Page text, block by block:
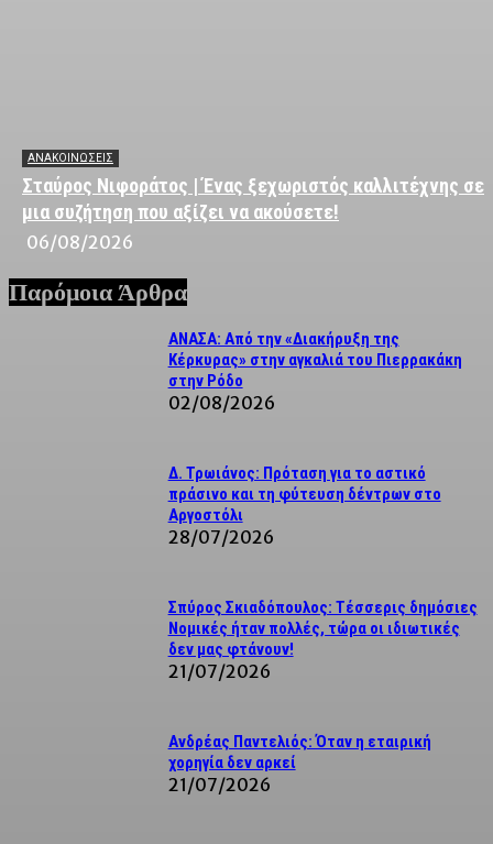
ΑΝΑΚΟΙΝΩΣΕΙΣ
Σταύρος Νιφοράτος | Ένας ξεχωριστός καλλιτέχνης σε
μια συζήτηση που αξίζει να ακούσετε!
06/08/2026
Παρόμοια Άρθρα
ΑΝΑΣΑ: Από την «Διακήρυξη της
Κέρκυρας» στην αγκαλιά του Πιερρακάκη
στην Ρόδο
02/08/2026
Δ. Τρωιάνος: Πρόταση για το αστικό
πράσινο και τη φύτευση δέντρων στο
Αργοστόλι
28/07/2026
Σπύρος Σκιαδόπουλος: Τέσσερις δημόσιες
Νομικές ήταν πολλές, τώρα οι ιδιωτικές
δεν μας φτάνουν!
21/07/2026
Ανδρέας Παντελιός: Όταν η εταιρική
χορηγία δεν αρκεί
21/07/2026